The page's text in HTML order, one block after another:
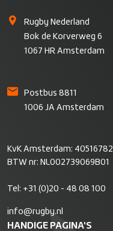
Rugby Nederland
Bok de Korverweg 6
1067 HR Amsterdam
Postbus 8811
1006 JA Amsterdam
KvK Amsterdam: 40516782
BTW nr: NL002739069B01
Tel: +31 (0)20 - 48 08 100
info@rugby.nl
HANDIGE PAGINA'S